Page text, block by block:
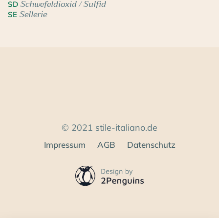
SD Schwefeldioxid / Sulfid
SE Sellerie
© 2021 stile-italiano.de
Impressum AGB Datenschutz